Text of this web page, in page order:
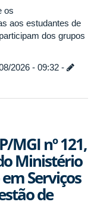
os
aos estudantes de
dos grupos
2026 - 09:32 -
MGI nº 121,
Ministério
Serviços
de